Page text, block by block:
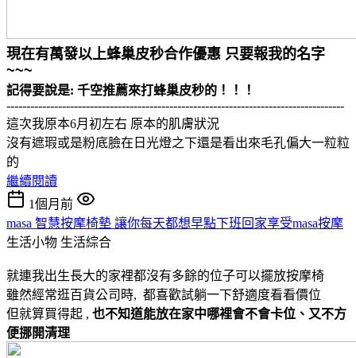
現在有萬發以上蜂巢皮秒合作優惠 只要報我的名字
~~~
記得要說是: 千空推薦來打蜂巢皮秒的！！！
-------------------------------------------------------------------------------------
這次我原本6月初左右 原本的肌膚狀況
沒有遮瑕或是粉底臉在日光燈之下還是看出來毛孔偏大一粒粒
的
繼續閱讀
1個月前
masa 智慧按摩椅墊 讓你每天都想早點下班回家享受masa按摩
生活小物 生活綜合
就連我出生長大的家裡都沒有多餘的位子可以擺放按摩椅
雖然經常逛百貨公司時, 都喜歡試躺一下舒適度看看價位
但就算買得起 , 也不知道能放在家中哪裡會不會卡位、又不方
便挪開清理